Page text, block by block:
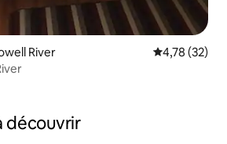
River Note
4,78 (32)
découvrir